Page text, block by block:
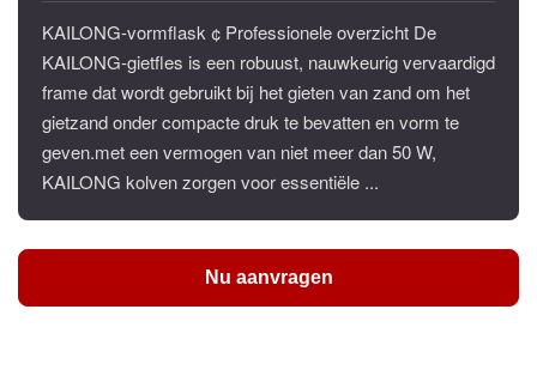
KAILONG-vormflask ¢ Professionele overzicht De
KAILONG-gietfles is een robuust, nauwkeurig vervaardigd
frame dat wordt gebruikt bij het gieten van zand om het
gietzand onder compacte druk te bevatten en vorm te
geven.met een vermogen van niet meer dan 50 W,
KAILONG kolven zorgen voor essentiële ...
Nu aanvragen